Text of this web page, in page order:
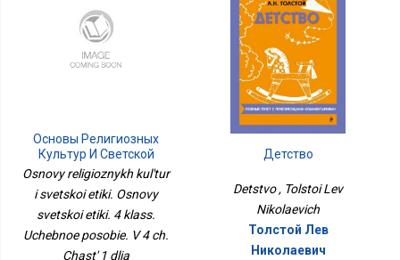
Основы Религиозных
Культур И Светской
Этики. Основы Светской
Этики. 4 Класс. Учебное
Пособие. В 4 Ч. Часть 1
Для Слабовидящих
Обучающихся
Osnovy religioznykh kul'tur
i svetskoi etiki. Osnovy
svetskoi etiki. 4 klass.
Uchebnoe posobie. V 4 ch.
Chast' 1 dlia
Детство
Detstvo , Tolstoi Lev
Nikolaevich
Толстой Лев
Николаевич